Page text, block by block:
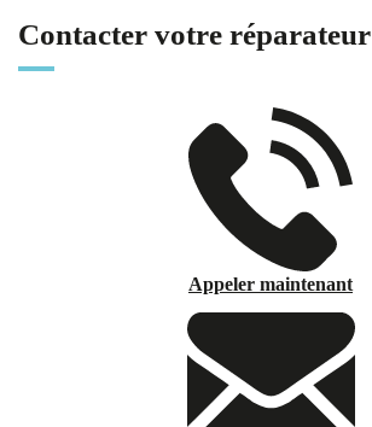
Contacter votre réparateur
Appeler maintenant